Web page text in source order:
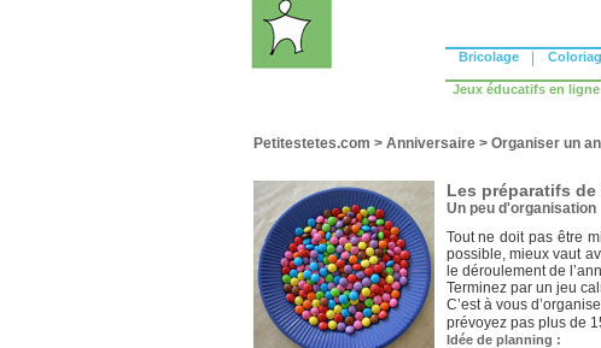
Bricolage
Jeux éducatifs en ligne
Petitestetes.com > Anniversaire > Organiser un
Les préparatifs
Un peu d'organisation
Tout ne doit pas être
possible, mieux vaut
le déroulement de
Terminez par un jeu
C’est à vous
prévoyez pas plus de
Idée de planning :